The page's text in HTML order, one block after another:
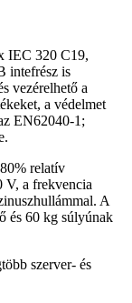
IEC 320 C19,
intefrész is
vezérelhető a
a védelmet
EN62040-1;
relatív
V, a frekvencia
A
és 60 kg súlyúnak
szerver- és